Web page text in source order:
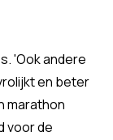
'Ook andere
en beter
marathon
voor de